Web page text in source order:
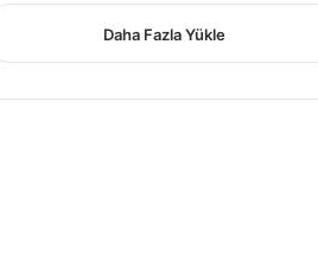
Daha Fazla Yükle